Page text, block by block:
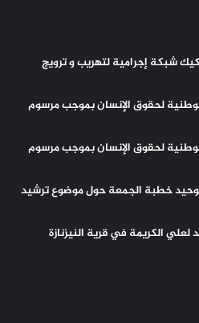
شبكة إجرامية لتهريب و ترويج
لحقوق الإنسان بموجب مرسوم
لحقوق الإنسان بموجب مرسوم
خطبة الجمعة حول موضوع ترشيد
الكريمة في قرية النيزنازة